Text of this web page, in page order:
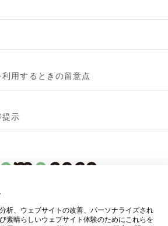
用するときの留意点
提示
析、ウェブサイトの改善、パーソナライズされ
素晴らしいウェブサイト体験のためにこれらを